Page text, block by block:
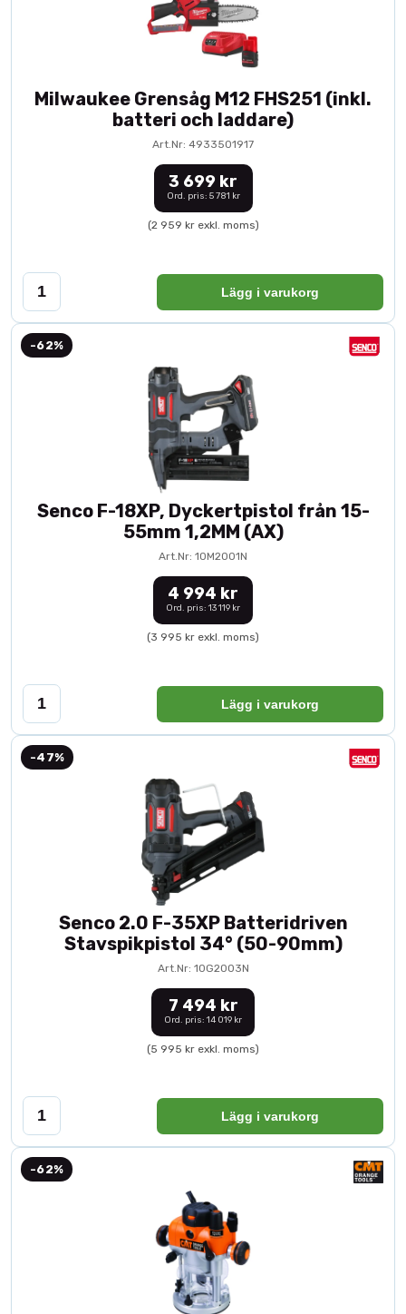
Milwaukee Grensåg M12 FHS251 (inkl.
batteri och laddare)
Art.Nr: 4933501917
3 699 kr
Ord. pris: 5 781 kr
(2 959 kr exkl. moms)
Lägg i varukorg
-62%
Senco F-18XP, Dyckertpistol från 15-
55mm 1,2MM (AX)
Art.Nr: 10M2001N
4 994 kr
Ord. pris: 13 119 kr
(3 995 kr exkl. moms)
Lägg i varukorg
-47%
Senco 2.0 F-35XP Batteridriven
Stavspikpistol 34° (50-90mm)
Art.Nr: 10G2003N
7 494 kr
Ord. pris: 14 019 kr
(5 995 kr exkl. moms)
Lägg i varukorg
-62%